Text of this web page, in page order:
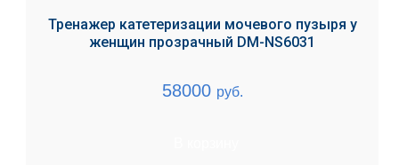
Тренажер катетеризации мочевого пузыря у
женщин прозрачный DM-NS6031
58000 руб.